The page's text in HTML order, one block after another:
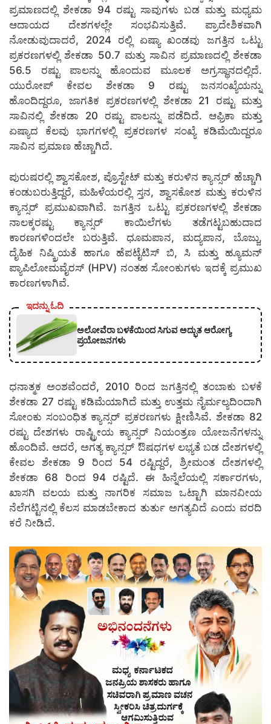
ಪ್ರಮಾಣದಲ್ಲಿ ಶೇಕಡಾ 94 ರಷ್ಟು ಸಾವುಗಳು ಬಡ ಮತ್ತು ಮಧ್ಯಮ
ಆದಾಯದ ದೇಶಗಳಲ್ಲೇ ಸಂಭವಿಸುತ್ತಿವೆ. ಪ್ರಾದೇಶಿಕವಾಗಿ
ನೋಡುವುದಾದರೆ, 2024 ರಲ್ಲಿ ಏಷ್ಯಾ ಖಂಡವು ಜಗತ್ತಿನ ಒಟ್ಟು
ಪ್ರಕರಣಗಳಲ್ಲಿ ಶೇಕಡಾ 50.7 ಮತ್ತು ಸಾವಿನ ಪ್ರಮಾಣದಲ್ಲಿ ಶೇಕಡಾ
56.5 ರಷ್ಟು ಪಾಲನ್ನು ಹೊಂದುವ ಮೂಲಕ ಅಗ್ರಸ್ಥಾನದಲ್ಲಿದೆ.
ಯುರೋಪ್ ಕೇವಲ ಶೇಕಡಾ 9 ರಷ್ಟು ಜನಸಂಖ್ಯೆಯನ್ನು
ಹೊಂದಿದ್ದರೂ, ಜಾಗತಿಕ ಪ್ರಕರಣಗಳಲ್ಲಿ ಶೇಕಡಾ 21 ರಷ್ಟು ಮತ್ತು
ಸಾವಿನಲ್ಲಿ ಶೇಕಡಾ 20 ರಷ್ಟು ಪಾಲನ್ನು ಪಡೆದಿದೆ. ಆಫ್ರಿಕಾ ಮತ್ತು
ಏಷ್ಯಾದ ಕೆಲವು ಭಾಗಗಳಲ್ಲಿ ಪ್ರಕರಣಗಳ ಸಂಖ್ಯೆ ಕಡಿಮೆಯಿದ್ದರೂ
ಸಾವಿನ ಪ್ರಮಾಣ ಹೆಚ್ಚಾಗಿದೆ.
ಪುರುಷರಲ್ಲಿ ಶ್ವಾಸಕೋಶ, ಪ್ರೊಸ್ಟೇಟ್ ಮತ್ತು ಕರುಳಿನ ಕ್ಯಾನ್ಸರ್ ಹೆಚ್ಚಾಗಿ
ಕಂಡುಬರುತ್ತಿದ್ದರೆ, ಮಹಿಳೆಯರಲ್ಲಿ ಸ್ತನ, ಶ್ವಾಸಕೋಶ ಮತ್ತು ಕರುಳಿನ
ಕ್ಯಾನ್ಸರ್ ಪ್ರಮುಖವಾಗಿವೆ. ಜಗತ್ತಿನ ಒಟ್ಟು ಪ್ರಕರಣಗಳಲ್ಲಿ ಶೇಕಡಾ
ನಾಲಕ್ಕರಷ್ಟು ಕ್ಯಾನ್ಸರ್ ಕಾಯಿಲೆಗಳು ತಡೆಗಟ್ಟಬಹುದಾದ
ಕಾರಣಗಳಿಂದಲೇ ಬರುತ್ತಿವೆ. ಧೂಮಪಾನ, ಮದ್ಯಪಾನ, ಬೊಜ್ಜು,
ದೈಹಿಕ ನಿಷ್ಕ್ರಿಯತೆ ಹಾಗೂ ಹೆಪಟೈಟಿಸ್ ಬಿ, ಸಿ ಮತ್ತು ಹ್ಯೂಮನ್
ಪ್ಯಾಪಿಲೋಮವೈರಸ್ (HPV) ನಂತಹ ಸೋಂಕುಗಳು ಇದಕ್ಕೆ ಪ್ರಮುಖ
ಕಾರಣಗಳಾಗಿವೆ.
ಇದನ್ನು ಓದಿ
ಅಲೋವೆರಾ ಬಳಕೆಯಿಂದ ಸಿಗುವ ಅದ್ಭುತ ಆರೋಗ್ಯ
ಪ್ರಯೋಜನಗಳು
ಧನಾತ್ಮಕ ಅಂಶವೆಂದರೆ, 2010 ರಿಂದ ಜಗತ್ತಿನಲ್ಲಿ ತಂಬಾಕು ಬಳಕೆ
ಶೇಕಡಾ 27 ರಷ್ಟು ಕಡಿಮೆಯಾಗಿದೆ ಮತ್ತು ಉತ್ತಮ ನೈರ್ಮಲ್ಯದಿಂದಾಗಿ
ಸೋಂಕು ಸಂಬಂಧಿತ ಕ್ಯಾನ್ಸರ್ ಪ್ರಕರಣಗಳು ಕ್ಷೀಣಿಸಿವೆ. ಶೇಕಡಾ 82
ರಷ್ಟು ದೇಶಗಳು ರಾಷ್ಟ್ರೀಯ ಕ್ಯಾನ್ಸರ್ ನಿಯಂತ್ರಣ ಯೋಜನೆಗಳನ್ನು
ಹೊಂದಿವೆ. ಆದರೆ, ಅಗತ್ಯ ಕ್ಯಾನ್ಸರ್ ಔಷಧಗಳ ಲಭ್ಯತೆ ಬಡ ದೇಶಗಳಲ್ಲಿ
ಕೇವಲ ಶೇಕಡಾ 9 ರಿಂದ 54 ರಷ್ಟಿದ್ದರೆ, ಶ್ರೀಮಂತ ದೇಶಗಳಲ್ಲಿ
ಶೇಕಡಾ 68 ರಿಂದ 94 ರಷ್ಟಿದೆ. ಈ ಹಿನ್ನೆಲೆಯಲ್ಲಿ ಸರ್ಕಾರಗಳು,
ಖಾಸಗಿ ವಲಯ ಮತ್ತು ನಾಗರಿಕ ಸಮಾಜ ಒಟ್ಟಾಗಿ ಮಾನವೀಯ
ನೆಲೆಗಟ್ಟಿನಲ್ಲಿ ಕೆಲಸ ಮಾಡಬೇಕಾದ ತುರ್ತು ಅಗತ್ಯವಿದೆ ಎಂದು ವರದಿ
ಕರೆ ನೀಡಿದೆ.